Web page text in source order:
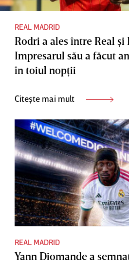
REAL MADRID
Rodri a ales între Real şi
Impresarul său a făcut
în toiul nopţii
Citește mai mult
REAL MADRID
Yann Diomande a